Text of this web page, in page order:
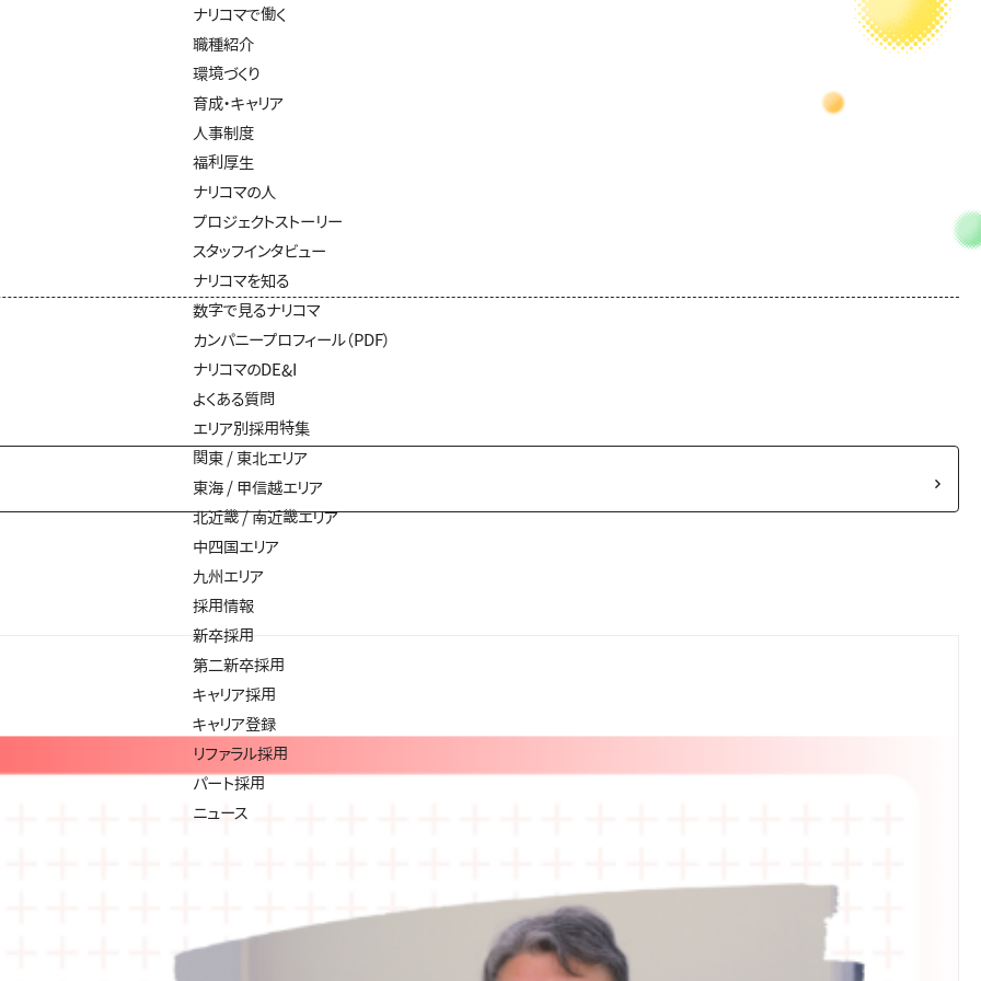
ナリコマで働く
職種紹介
環境づくり
育成・キャリア
人事制度
福利厚生
ナリコマの人
プロジェクトストーリー
スタッフインタビュー
ナリコマを知る
数字で見るナリコマ
カンパニープロフィール（PDF）
ナリコマのDE&I
よくある質問
エリア別採用特集
関東 / 東北エリア
東海 / 甲信越エリア
北近畿 / 南近畿エリア
中四国エリア
九州エリア
採用情報
新卒採用
第二新卒採用
キャリア採用
キャリア登録
リファラル採用
パート採用
ニュース